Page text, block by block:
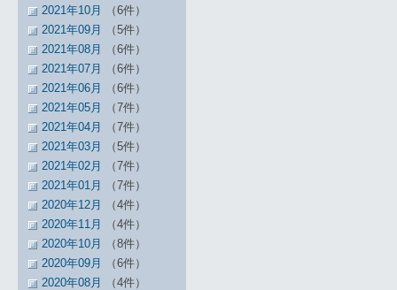
2021年10月
（6件）
2021年09月
（5件）
2021年08月
（6件）
2021年07月
（6件）
2021年06月
（6件）
2021年05月
（7件）
2021年04月
（7件）
2021年03月
（5件）
2021年02月
（7件）
2021年01月
（7件）
2020年12月
（4件）
2020年11月
（4件）
2020年10月
（8件）
2020年09月
（6件）
2020年08月
（4件）